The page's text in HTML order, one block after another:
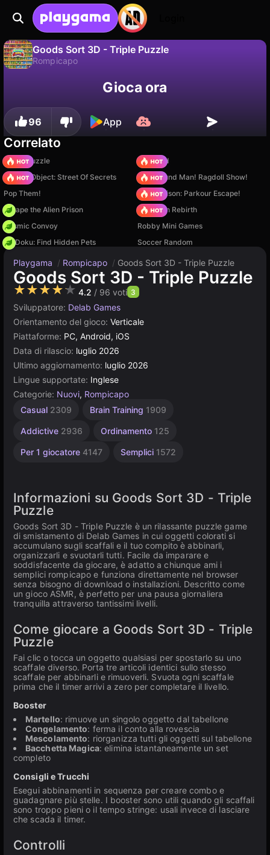
Goods Sort 3D - Triple Puzzle
Rompicapo
Salva i progressi!Gioca ora
96 App
Correlato
Arrow Puzzle
TB World
Hidden Object: Street Of Secrets
Playground Man! Ragdoll Show!
Pop Them!
Barry Prison: Parkour Escape!
Escape the Alien Prison
Stickman Rebirth
Cosmic Convoy
Robby Mini Games
PetDoku: Find Hidden Pets
Soccer Random
Playgama / Rompicapo / Goods Sort 3D - Triple Puzzle
Goods Sort 3D - Triple Puzzle
★★★★★ 4.2 / 96 voti 3
Sviluppatore: Delab Games
Orientamento del gioco: Verticale
Piattaforme: PC, Android, iOS
Data di rilascio: luglio 2026
Ultimo aggiornamento: luglio 2026
Lingue supportate: Inglese
Categorie: Nuovi, Rompicapo
Casual 2309 Brain Training 1909
Addictive 2936 Ordinamento 125
Per 1 giocatore 4147 Semplici 1572
Informazioni su Goods Sort 3D - Triple
Puzzle
Goods Sort 3D - Triple Puzzle è un rilassante puzzle game
di smistamento di Delab Games in cui oggetti colorati si
accumulano sugli scaffali e il tuo compito è abbinarli,
organizzarli e svuotarli tutti. Facile da imparare e
soddisfacente da giocare, è adatto a chiunque ami i
semplici rompicapo e funziona direttamente nel browser
senza bisogno di download o installazioni. Descritto come
un gioco ASMR, è perfetto per una pausa giornaliera
tranquilla attraverso tantissimi livelli.
Come giocare a Goods Sort 3D - Triple
Puzzle
Fai clic o tocca un oggetto qualsiasi per spostarlo su uno
scaffale diverso. Porta tre articoli identici sullo stesso
scaffale per abbinarli e rimuoverli. Svuota ogni scaffale
prima che il timer arrivi a zero per completare il livello.
Booster
Martello: rimuove un singolo oggetto dal tabellone
Congelamento: ferma il conto alla rovescia
Mescolamento: riorganizza tutti gli oggetti sul tabellone
Bacchetta Magica: elimina istantaneamente un set
completo
Consigli e Trucchi
Esegui abbinamenti in sequenza per creare combo e
guadagnare più stelle. I booster sono utili quando gli scaffali
sono troppo pieni o il tempo stringe: usali invece di lasciare
che scada il timer.
Controlli